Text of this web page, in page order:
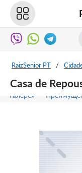
RaizSenior PT /
Casa de
Галерея